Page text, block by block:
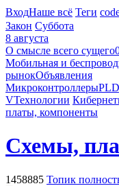
ВходНаше всё Теги
Закон Суббота
8 августа
О смысле всего сущего
Мобильная и
рынокОбъявления
Микроконтроллеры
VТехнологии
платы, компоненты
Схемы,
1458885 Топик